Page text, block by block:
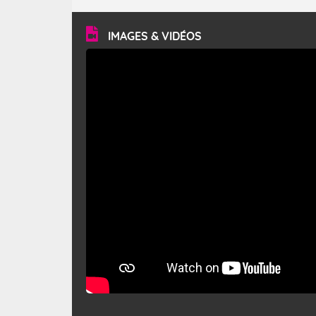
vitesse moyenne de 50 km/h et atteindre 80 à 100 km/h
en rafales, parfois davantage. Il parcourt la basse vallée
du Rhône et la Provence et envahit le littoral
méditerranéen à partir de la Camargue.
IMAGES & VIDÉOS